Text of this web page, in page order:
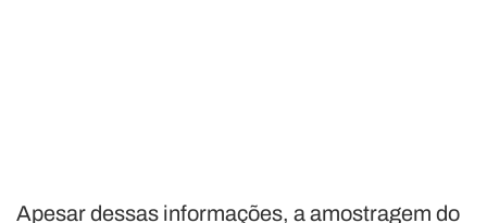
Apesar dessas informações, a amostragem do